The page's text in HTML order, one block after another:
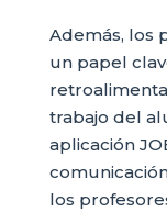
Además, los
un papel
trabajo del
aplicación
los